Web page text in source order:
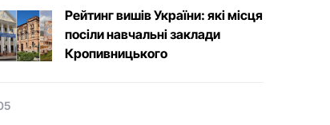
Рейтинг вишів України: які місця
посіли навчальні заклади
Кропивницького